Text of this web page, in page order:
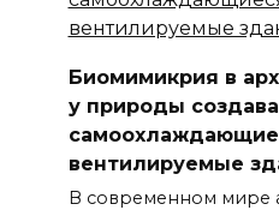
Биомимикрия в
у природы
вентилируемые
В современном мире